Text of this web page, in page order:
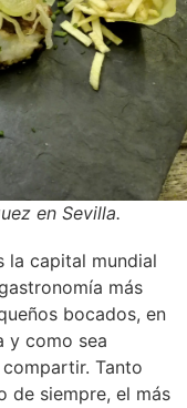
en Sevilla.
la capital mundial
más
bocados, en
y como sea
Tanto
de siempre, el más